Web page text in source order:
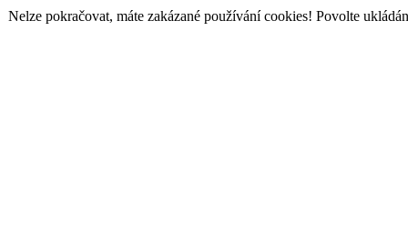
Nelze pokračovat, máte zakázané používání cookies! Povolte